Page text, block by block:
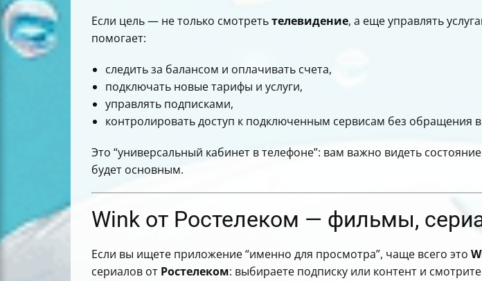
Если цель — не только смотретьтелевидение, а еще управлять
помогает:
следить за балансом и оплачивать счета,
подключать новые тарифы и услуги,
управлять подписками,
контролировать доступ к подключенным сервисам без обращения
Это “универсальный кабинет в телефоне”: вам важно видеть
будет основным.
Wink от Ростелеком — фильмы,
Если вы ищете приложение “именно для просмотра”, чаще всего это
сериалов от Ростелеком: выбираете подписку или контент и